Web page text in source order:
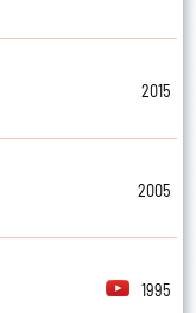
2015
2005
1995